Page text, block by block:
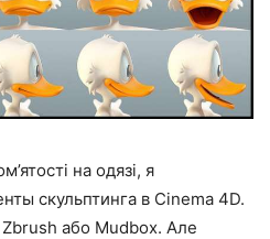
на одязі, я
скульптинга в Cinema 4D.
або Mudbox. Але